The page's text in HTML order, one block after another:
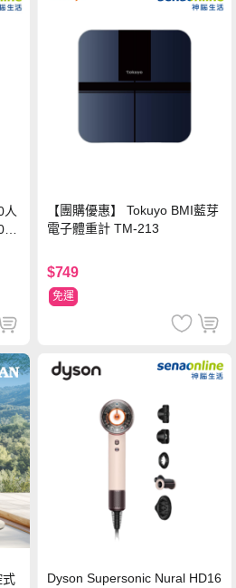
人
【團購優惠】 Tokuyo BMI藍芽
電子體重計 TM-213
$749
免運
式
Dyson Supersonic Nural HD16